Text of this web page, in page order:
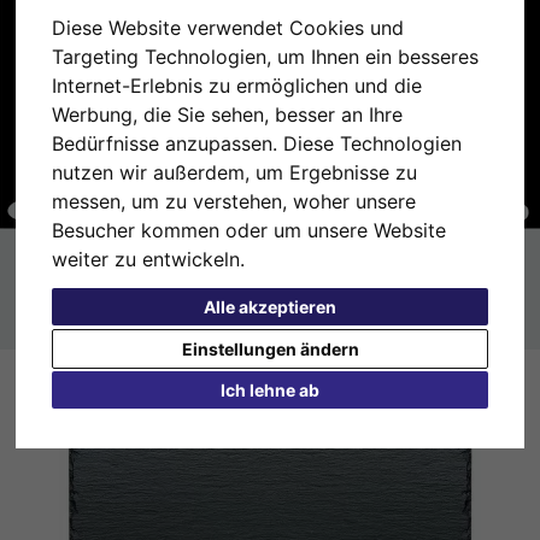
Diese Website verwendet Cookies und
Targeting Technologien, um Ihnen ein besseres
Internet-Erlebnis zu ermöglichen und die
Werbung, die Sie sehen, besser an Ihre
Bedürfnisse anzupassen. Diese Technologien
nutzen wir außerdem, um Ergebnisse zu
messen, um zu verstehen, woher unsere
Besucher kommen oder um unsere Website
weiter zu entwickeln.
Alle akzeptieren
Ich lehne ab
Einstellungen ändern